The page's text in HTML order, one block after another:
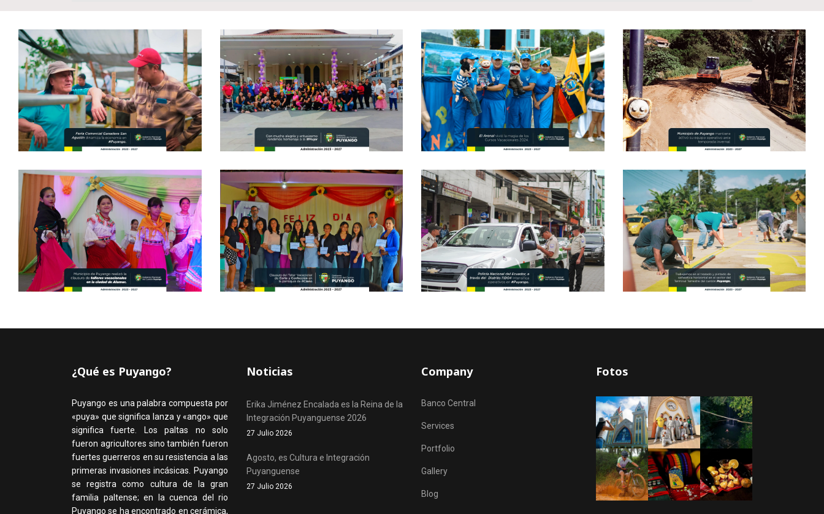
¿Qué es Puyango?
Puyango es una palabra compuesta por
«puya» que significa lanza y «ango» que
significa fuerte. Los paltas no solo
fueron agricultores sino también fueron
fuertes guerreros en su resistencia a las
primeras invasiones incásicas. Puyango
se registra como cultura de la gran
familia paltense; en la cuenca del rio
Puyango se ha encontrado en cerámica,
Noticias
Erika Jiménez Encalada es la Reina de la
Integración Puyanguense 2026
27 Julio 2026
Agosto, es Cultura e Integración
Puyanguense
27 Julio 2026
Company
Banco Central
Services
Portfolio
Gallery
Blog
Fotos